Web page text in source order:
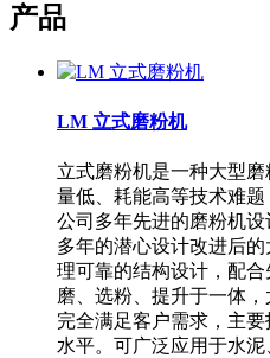
产品
LM 立式磨粉机
立式磨粉机是一种大型
量低、耗能高等技术难
公司多年先进的磨粉机
多年的潜心设计改进后
理可靠的结构设计，配
磨、选粉、提升于一体
完全满足客户需求，主
水平。可广泛应用于水